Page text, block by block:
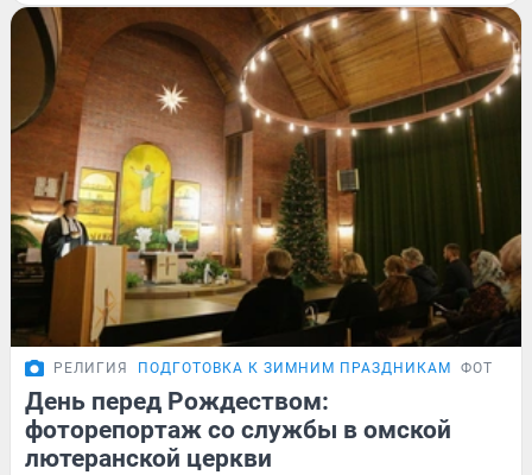
РЕЛИГИЯ ПОДГОТОВКА К ЗИМНИМ ПРАЗДНИКАМ
День перед Рождеством:
фоторепортаж со службы в омской
лютеранской церкви